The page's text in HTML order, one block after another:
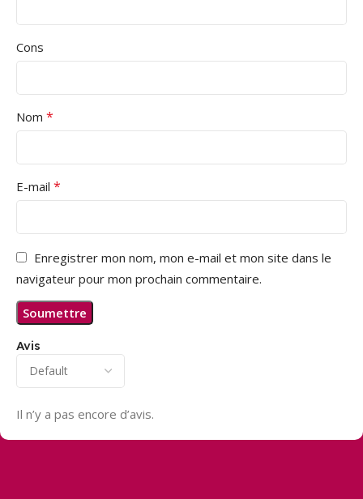
Avis
Il n’y a pas encore d’avis.
Cons
Nom *
E-mail *
Enregistrer mon nom, mon e-mail et mon site dans le
navigateur pour mon prochain commentaire.